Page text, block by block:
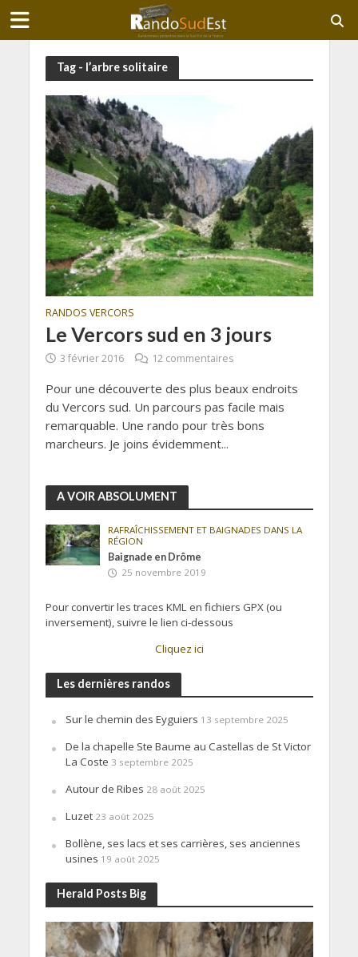
Tag - l’arbre solitaire
RANDOS VERCORS
Le Vercors sud en 3 jours
3 février 2016 12 commentaires
Pour une découverte des plus beaux endroits
du Vercors sud. Un parcours pas facile mais
remarquable. Une rando pour très bons
marcheurs. Je joins évidemment...
A VOIR ABSOLUMENT
RAFRAÎCHISSEMENT ET BAIGNADES DANS LA
RÉGION
Baignade en Drôme
25 novembre 2019
Pour convertir les traces KML en fichiers GPX (ou
inversement), suivre le lien ci-dessous
Cliquez ici
Les dernières randos
Sur le chemin des Eyguiers 13 septembre 2025
De la chapelle Ste Baume au Castellas de St Victor
La Coste 3 septembre 2025
Autour de Ribes 28 août 2025
Luzet 23 août 2025
Bollène, ses lacs et ses carrières, ses anciennes
usines 19 août 2025
Herald Posts Big